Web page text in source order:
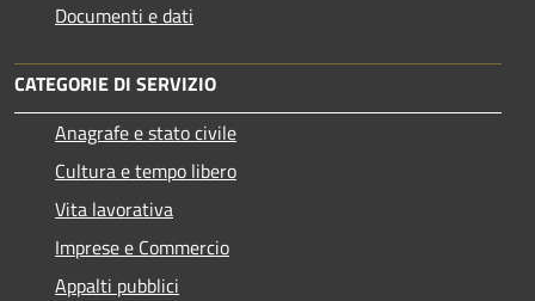
Documenti e dati
CATEGORIE DI SERVIZIO
Anagrafe e stato civile
Cultura e tempo libero
Vita lavorativa
Imprese e Commercio
Appalti pubblici